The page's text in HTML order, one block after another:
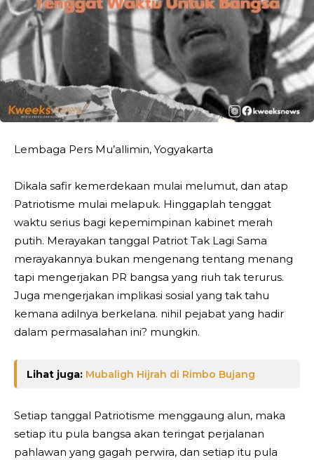
Lembaga Pers Mu’allimin, Yogyakarta
Dikala safir kemerdekaan mulai melumut, dan atap
Patriotisme mulai melapuk. Hinggaplah tenggat
waktu serius bagi kepemimpinan kabinet merah
putih. Merayakan tanggal Patriot Tak Lagi Sama
merayakannya bukan mengenang tentang menang
tapi mengerjakan PR bangsa yang riuh tak terurus.
Juga mengerjakan implikasi sosial yang tak tahu
kemana adilnya berkelana. nihil pejabat yang hadir
dalam permasalahan ini? mungkin.
Lihat juga: Mubaligh Hijrah di Rimbo Bujang
Setiap tanggal Patriotisme menggaung alun, maka
setiap itu pula bangsa akan teringat perjalanan
pahlawan yang gagah perwira, dan setiap itu pula